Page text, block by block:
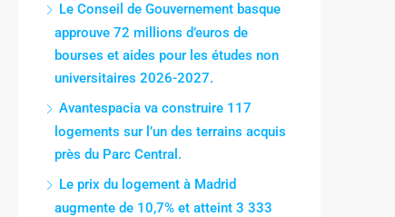
Le Conseil de Gouvernement basque
approuve 72 millions d’euros de
bourses et aides pour les études non
universitaires 2026-2027.
Avantespacia va construire 117
logements sur l’un des terrains acquis
près du Parc Central.
Le prix du logement à Madrid
augmente de 10,7% et atteint 3 333